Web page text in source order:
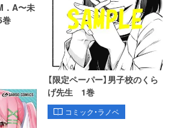
．A〜未
【限定ペーパー】男子校のくら
げ先生 1巻
コミック・ラノベ